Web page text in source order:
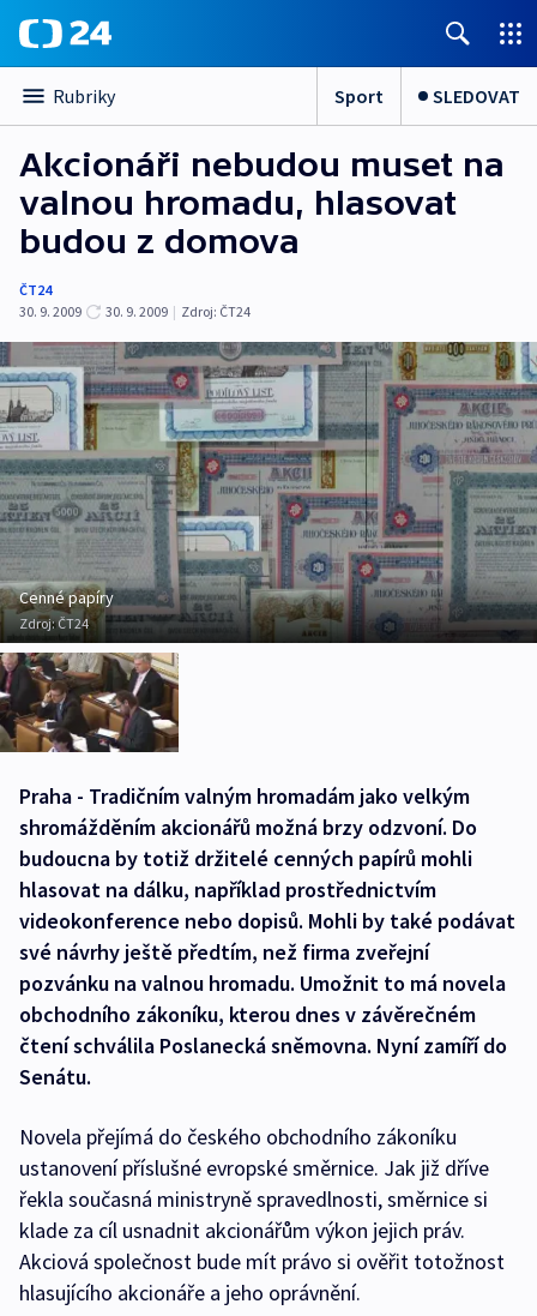
Rubriky Sport SLEDOVAT
Akcionáři nebudou muset na
valnou hromadu, hlasovat
budou z domova
ČT24
30. 9. 2009
30. 9. 2009 | Zdroj: ČT24
Cenné papíry
Zdroj:ČT24
Praha - Tradičním valným hromadám jako velkým
shromážděním akcionářů možná brzy odzvoní. Do
budoucna by totiž držitelé cenných papírů mohli
hlasovat na dálku, například prostřednictvím
videokonference nebo dopisů. Mohli by také podávat
své návrhy ještě předtím, než firma zveřejní
pozvánku na valnou hromadu. Umožnit to má novela
obchodního zákoníku, kterou dnes v závěrečném
čtení schválila Poslanecká sněmovna. Nyní zamíří do
Senátu.
Novela přejímá do českého obchodního zákoníku
ustanovení příslušné evropské směrnice. Jak již dříve
řekla současná ministryně spravedlnosti, směrnice si
klade za cíl usnadnit akcionářům výkon jejich práv.
Akciová společnost bude mít právo si ověřit totožnost
hlasujícího akcionáře a jeho oprávnění.